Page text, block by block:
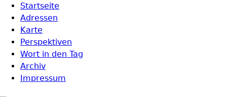
Direkt zum Inhalt
Hauptmenü
Startseite
Adressen
Karte
Perspektiven
Wort in den Tag
Archiv
Impressum